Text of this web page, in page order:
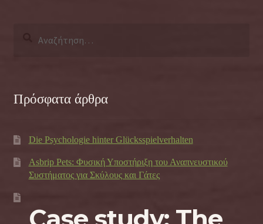
Πρόσφατα άρθρα
Die Psychologie hinter Glücksspielverhalten
Asbrip Pets: Φυσική Υποστήριξη του Αναπνευστικού
Συστήματος για Σκύλους και Γάτες